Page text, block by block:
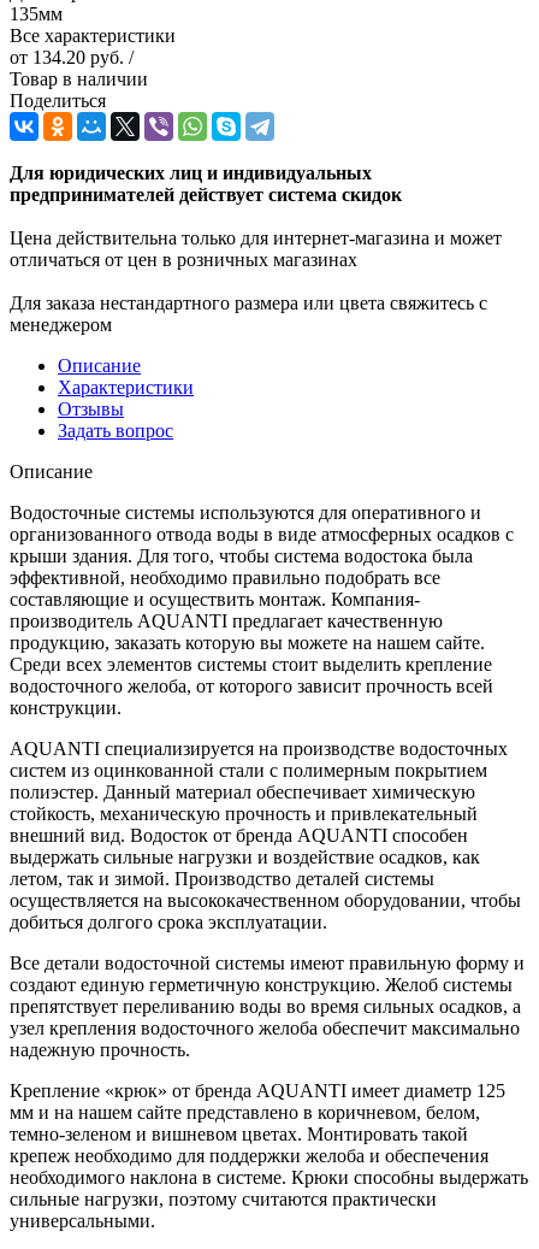
135мм
Все характеристики
от 134.20 руб. /
Товар в наличии
Поделиться
Для юридических лиц и индивидуальных
предпринимателей действует система скидок
Цена действительна только для интернет-магазина и может
отличаться от цен в розничных магазинах
Для заказа нестандартного размера или цвета свяжитесь с
менеджером
Описание
Характеристики
Отзывы
Задать вопрос
Описание
Водосточные системы используются для оперативного и
организованного отвода воды в виде атмосферных осадков с
крыши здания. Для того, чтобы система водостока была
эффективной, необходимо правильно подобрать все
составляющие и осуществить монтаж. Компания-
производитель AQUANTI предлагает качественную
продукцию, заказать которую вы можете на нашем сайте.
Среди всех элементов системы стоит выделить крепление
водосточного желоба, от которого зависит прочность всей
конструкции.
AQUANTI специализируется на производстве водосточных
систем из оцинкованной стали с полимерным покрытием
полиэстер. Данный материал обеспечивает химическую
стойкость, механическую прочность и привлекательный
внешний вид. Водосток от бренда AQUANTI способен
выдержать сильные нагрузки и воздействие осадков, как
летом, так и зимой. Производство деталей системы
осуществляется на высококачественном оборудовании, чтобы
добиться долгого срока эксплуатации.
Все детали водосточной системы имеют правильную форму и
создают единую герметичную конструкцию. Желоб системы
препятствует переливанию воды во время сильных осадков, а
узел крепления водосточного желоба обеспечит максимально
надежную прочность.
Крепление «крюк» от бренда AQUANTI имеет диаметр 125
мм и на нашем сайте представлено в коричневом, белом,
темно-зеленом и вишневом цветах. Монтировать такой
крепеж необходимо для поддержки желоба и обеспечения
необходимого наклона в системе. Крюки способны выдержать
сильные нагрузки, поэтому считаются практически
универсальными.